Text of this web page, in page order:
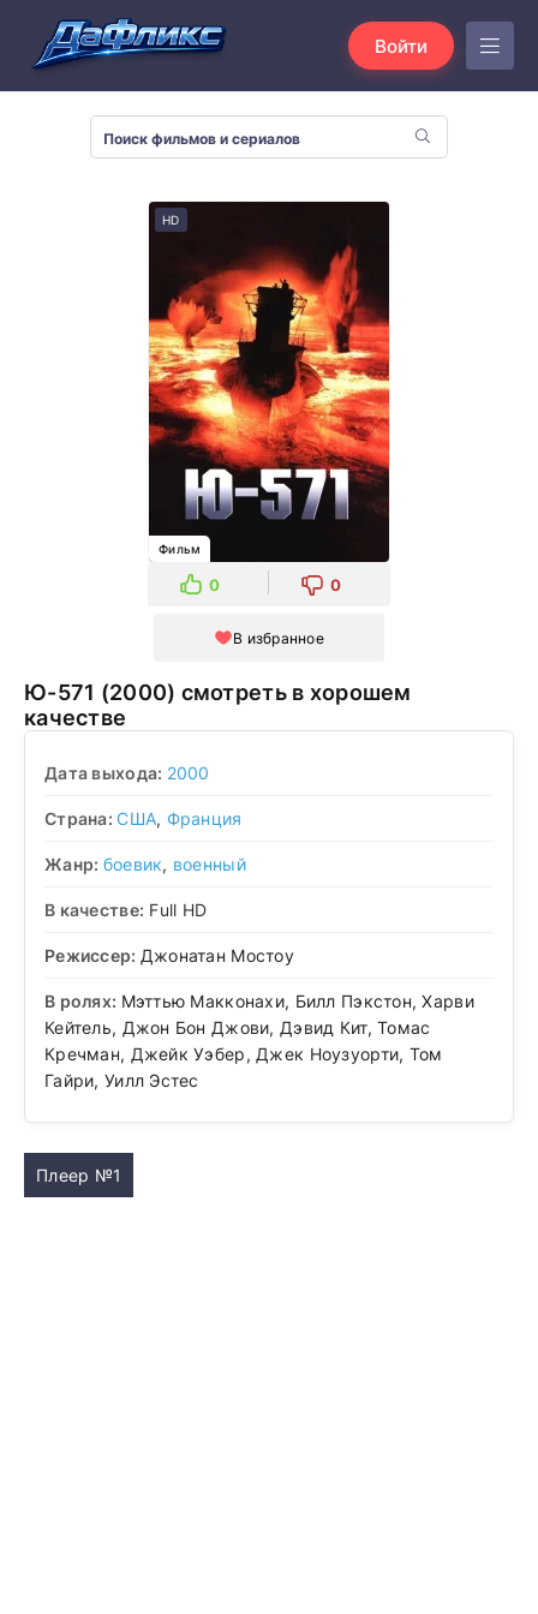
Войти
HD
Фильм
0 0
В избранное
Ю-571 (2000) смотреть в хорошем
качестве
Дата выхода: 2000
Страна:США, Франция
Жанр: боевик, военный
В качестве: Full HD
Режиссер: Джонатан Мостоу
В ролях: Мэттью Макконахи, Билл Пэкстон, Харви
Кейтель, Джон Бон Джови, Дэвид Кит, Томас
Кречман, Джейк Уэбер, Джек Ноузуорти, Том
Гайри, Уилл Эстес
Плеер №1